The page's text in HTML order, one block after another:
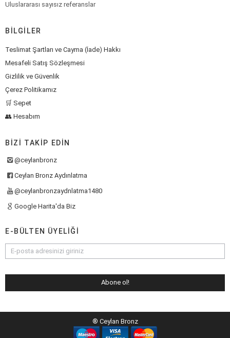
Uluslararası sayısız referanslar
BILGILER
Teslimat Şartları ve Cayma (İade) Hakkı
Mesafeli Satış Sözleşmesi
Gizlilik ve Güvenlik
Çerez Politikamız
🛒 Sepet
👥 Hesabım
BIZI TAKIP EDIN
@ceylanbronz
Ceylan Bronz Aydınlatma
@ceylanbronzaydnlatma1480
Google Harita'da Biz
E-BÜLTEN ÜYELIĞI
® Ceylan Bronz